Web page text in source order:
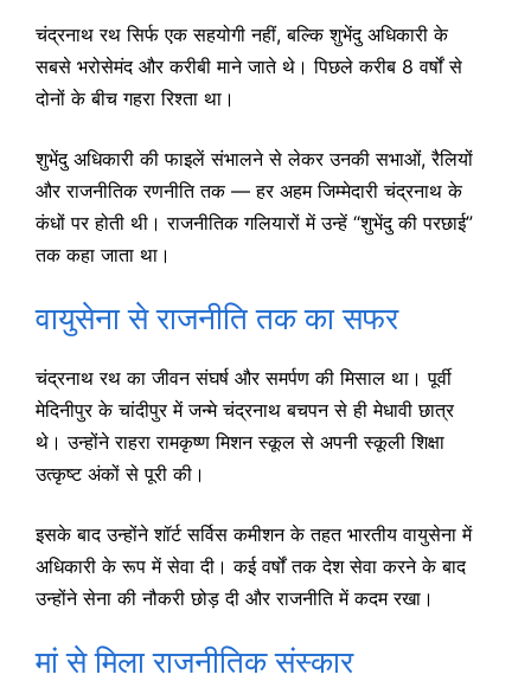
चंद्रनाथ रथ सिर्फ एक सहयोगी नहीं, बल्कि शुभेंदु अधिकारी के
सबसे भरोसेमंद और करीबी माने जाते थे। पिछले करीब 8 वर्षों से
दोनों के बीच गहरा रिश्ता था।
शुभेंदु अधिकारी की फाइलें संभालने से लेकर उनकी सभाओं, रैलियों
और राजनीतिक रणनीति तक — हर अहम जिम्मेदारी चंद्रनाथ के
कंधों पर होती थी। राजनीतिक गलियारों में उन्हें “शुभेंदु की परछाई”
तक कहा जाता था।
वायुसेना से राजनीति तक का सफर
चंद्रनाथ रथ का जीवन संघर्ष और समर्पण की मिसाल था। पूर्वी
मेदिनीपुर के चांदीपुर में जन्मे चंद्रनाथ बचपन से ही मेधावी छात्र
थे। उन्होंने राहरा रामकृष्ण मिशन स्कूल से अपनी स्कूली शिक्षा
उत्कृष्ट अंकों से पूरी की।
इसके बाद उन्होंने शॉर्ट सर्विस कमीशन के तहत भारतीय वायुसेना में
अधिकारी के रूप में सेवा दी। कई वर्षों तक देश सेवा करने के बाद
उन्होंने सेना की नौकरी छोड़ दी और राजनीति में कदम रखा।
मां से मिला राजनीतिक संस्कार